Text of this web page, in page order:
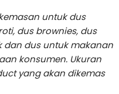
untuk dus
dus brownies, dus
dan dus untuk makanan
konsumen. Ukuran
yang akan dikemas